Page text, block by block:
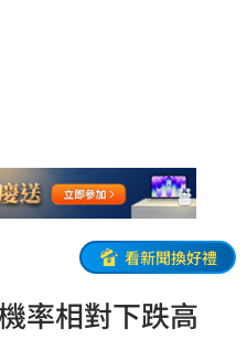
看新聞換好禮
率相對下跌高